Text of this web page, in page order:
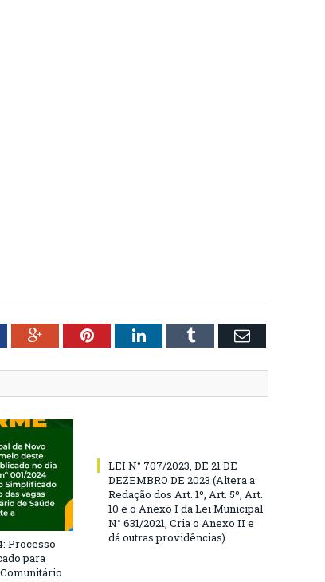
Google+PinterestLinkedInTumblr Email
Processo
para
LEI N° 707/2023, DE 21 DE
DEZEMBRO DE 2023 (Altera a
Redação dos Art. 1º, Art. 5º, Art.
10 e o Anexo I da Lei Municipal
N° 631/2021, Cria o Anexo II e
dá outras providências)